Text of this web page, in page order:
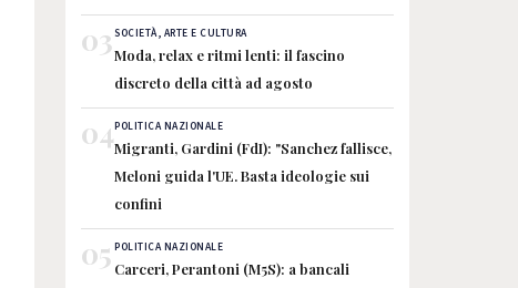
03SOCIETÀ, ARTE E CULTURA
Moda, relax e ritmi lenti: il fascino
discreto della città ad agosto
04POLITICA NAZIONALE
Migranti, Gardini (FdI): "Sanchez fallisce,
Meloni guida l'UE. Basta ideologie sui
confini
05 POLITICA NAZIONALE
Carceri, Perantoni (M5S): a bancali